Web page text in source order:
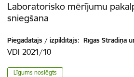
Laboratorisko mērījumu
sniegšana
Piegādātājs / izpildītājs: Rīgas Stradiņa
VDI 2021/10
Līgums noslēgts